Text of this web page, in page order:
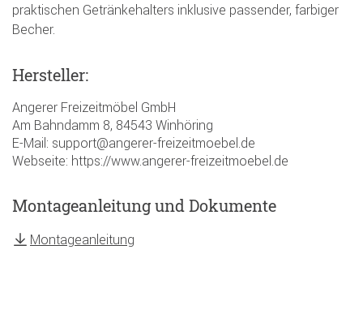
praktischen Getränkehalters inklusive passender, farbiger
Becher.
Hersteller:
Angerer Freizeitmöbel GmbH
Am Bahndamm 8, 84543 Winhöring
E-Mail: support@angerer-freizeitmoebel.de
Webseite: https://www.angerer-freizeitmoebel.de
Montageanleitung und Dokumente
Montageanleitung